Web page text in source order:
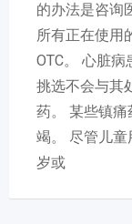
的办法是咨询
所有正在使用
OTC。 心脏
挑选不会与其
药。 某些镇痛
竭。 尽管儿
岁或